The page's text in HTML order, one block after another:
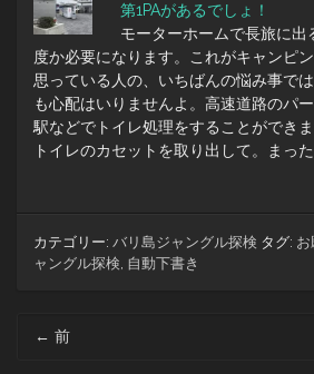
第1PAがあるでしょ！
モーターホームで長旅に出
度か必要になります。これがキャンピ
思っている人の、いちばんの悩み事で
も心配はいりませんよ。高速道路のパ
駅などでトイレ処理をすることができ
トイレのカセットを取り出して。まっ
カテゴリー: バリ島ジャングル探検 タグ:
ャングル探検, 自動下書き
← 前